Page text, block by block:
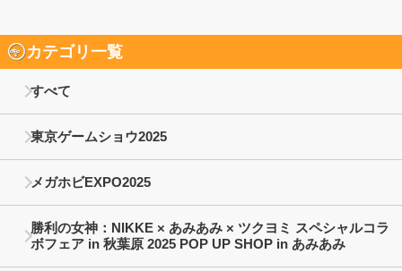
カテゴリ一覧
すべて
東京ゲームショウ2025
メガホビEXPO2025
勝利の女神：NIKKE × あみあみ × ツクヨミ スペシャルコラ
ボフェア in 秋葉原 2025 POP UP SHOP in あみあみ